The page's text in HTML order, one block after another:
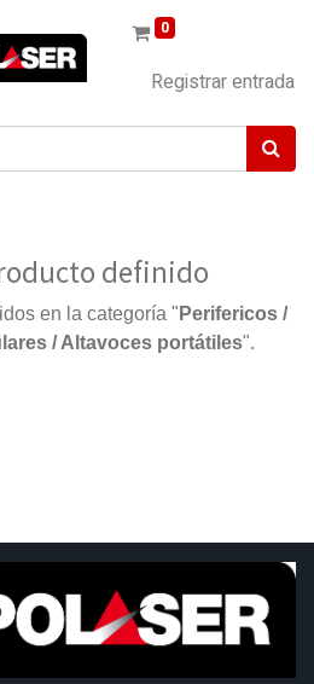
0
Registrar entrada
definido
en la categoría " Perifericos /
/ Altavoces portátiles".